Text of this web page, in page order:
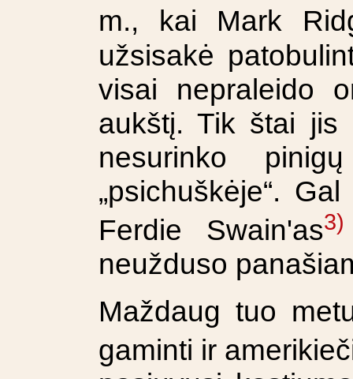
m., kai Mark
užsisakė
visai nepraleido
aukštį. Tik štai jis
nesurinko
„psichuškėje“.
Ferdie Swain'as3)
neužduso
Maždaug tuo
gaminti ir